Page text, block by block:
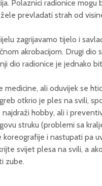
Polaznici radionice mogu
prevladati strah od
zagrijavamo tijelo i
akrobacijom. Drugi dio
dio radionice je jednako
ali oduvijek se
otkrio je ples na svili,
hobby, ali i
struku (problemi sa
i nastupati pa
svijet plesa na svili, a
zube.
KONCERT KLASIČNE
Neli Šestanović /
Utorak, 25.8., 21:00 /
Atrij Gradske vijećnice
Korčula